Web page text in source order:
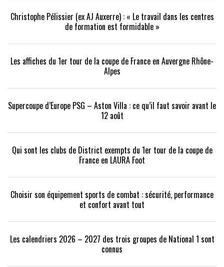
Christophe Pélissier (ex AJ Auxerre) : « Le travail dans les centres
de formation est formidable »
Les affiches du 1er tour de la coupe de France en Auvergne Rhône-
Alpes
Supercoupe d’Europe PSG – Aston Villa : ce qu’il faut savoir avant le
12 août
Qui sont les clubs de District exempts du 1er tour de la coupe de
France en LAURA Foot
Choisir son équipement sports de combat : sécurité, performance
et confort avant tout
Les calendriers 2026 – 2027 des trois groupes de National 1 sont
connus